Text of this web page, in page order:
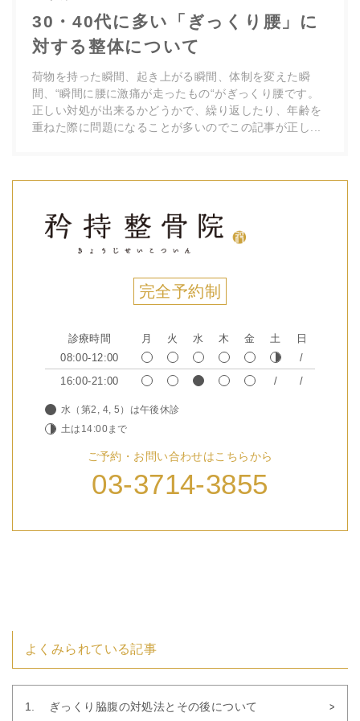
30・40代に多い「ぎっくり腰」に
対する整体について
荷物を持った瞬間、起き上がる瞬間、体制を変えた瞬
間、“瞬間に腰に激痛が走ったもの“がぎっくり腰です。
正しい対処が出来るかどうかで、繰り返したり、年齢を
重ねた際に問題になることが多いのでこの記事が正し...
診療時間 月 火 水 木 金 土
日
08:00-12:00
16:00-21:00
水（第2, 4, 5）は午後休診
土は14:00まで
ご予約・お問い合わせはこちらから
03-3714-3855
完全予約制
よくみられている記事
ぎっくり脇腹の対処法とその後について